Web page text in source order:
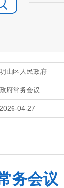
明山区人民政府
政府常务会议
2026-04-27
务会议